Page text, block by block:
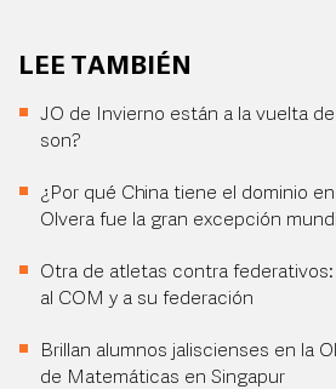
LEE TAMBIÉN
JO de Invierno están a la vuelta
son?
¿Por qué China tiene el dominio
Olvera fue la gran excepción
Otra de atletas contra
al COM y a su federación
Brillan alumnos jaliscienses en la
de Matemáticas en Singapur